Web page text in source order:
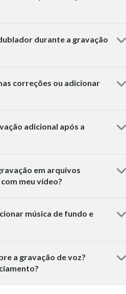
durante a gravação
correções ou adicionar
adicional após a
em arquivos
meu vídeo?
música de fundo e
a gravação de voz?